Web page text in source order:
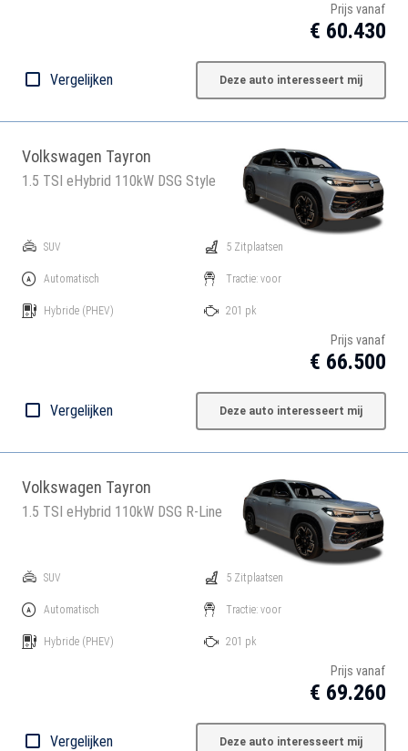
Prijs vanaf
€ 60.430
Vergelijken Deze auto interesseert mij
Volkswagen Tayron
1.5 TSI eHybrid 110kW DSG Style
SUV
Automatisch
Hybride (PHEV)
5 Zitplaatsen
Tractie: voor
201 pk
Prijs vanaf
€ 66.500
Vergelijken Deze auto interesseert mij
Volkswagen Tayron
1.5 TSI eHybrid 110kW DSG R-Line
SUV
Automatisch
Hybride (PHEV)
5 Zitplaatsen
Tractie: voor
201 pk
Prijs vanaf
€ 69.260
Vergelijken Deze auto interesseert mij